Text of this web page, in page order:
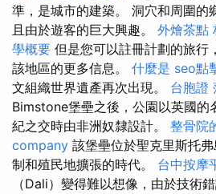
準，是城市的建築。 洞穴和周圍的
且由於遊客的巨大興趣。 外燴茶點
學概要 但是您可以註冊計劃的旅行
該地區的更多信息。 什麼是 seo點
文組織世界遺產再次出現。 台胞證
Bimstone堡壘之後，公園以英國的
紀之交時由非洲奴隸設計。 整骨院
company 該堡壘位於聖克里斯托
制和殖民地擴張的時代。 台中按摩
（Dali）變得難以想像，由於技術